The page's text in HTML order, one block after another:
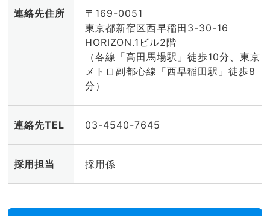
連絡先住所
〒169-0051
東京都新宿区西早稲田3-30-16
HORIZON.1ビル2階
（各線「高田馬場駅」徒歩10分、東京
メトロ副都心線「西早稲田駅」徒歩8
分）
連絡先TEL 03-4540-7645
採用担当 採用係